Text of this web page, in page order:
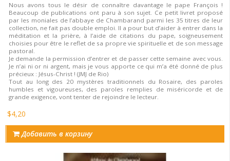
Nous avons tous le désir de connaître davantage le pape François !
Beaucoup de publications ont paru à son sujet. Ce petit livret proposé
par les moniales de l’abbaye de Chambarand parmi les 35 titres de leur
collection, ne fait pas double emploi. Il a pour but d’aider à entrer dans la
méditation et la prière, à l’aide de citations du pape, soigneusement
choisies pour être le reflet de sa propre vie spirituelle et de son message
pastoral.
Je demande la permission d’entrer et de passer cette semaine avec vous.
Je n’ai ni or ni argent, mais je vous apporte ce qui m’a été donné de plus
précieux : Jésus-Christ ! (JMJ de Rio)
Tout au long des 20 mystères traditionnels du Rosaire, des paroles
humbles et vigoureuses, des paroles remplies de miséricorde et de
grande exigence, vont tenter de rejoindre le lecteur.
$4,20
Добавить в корзину